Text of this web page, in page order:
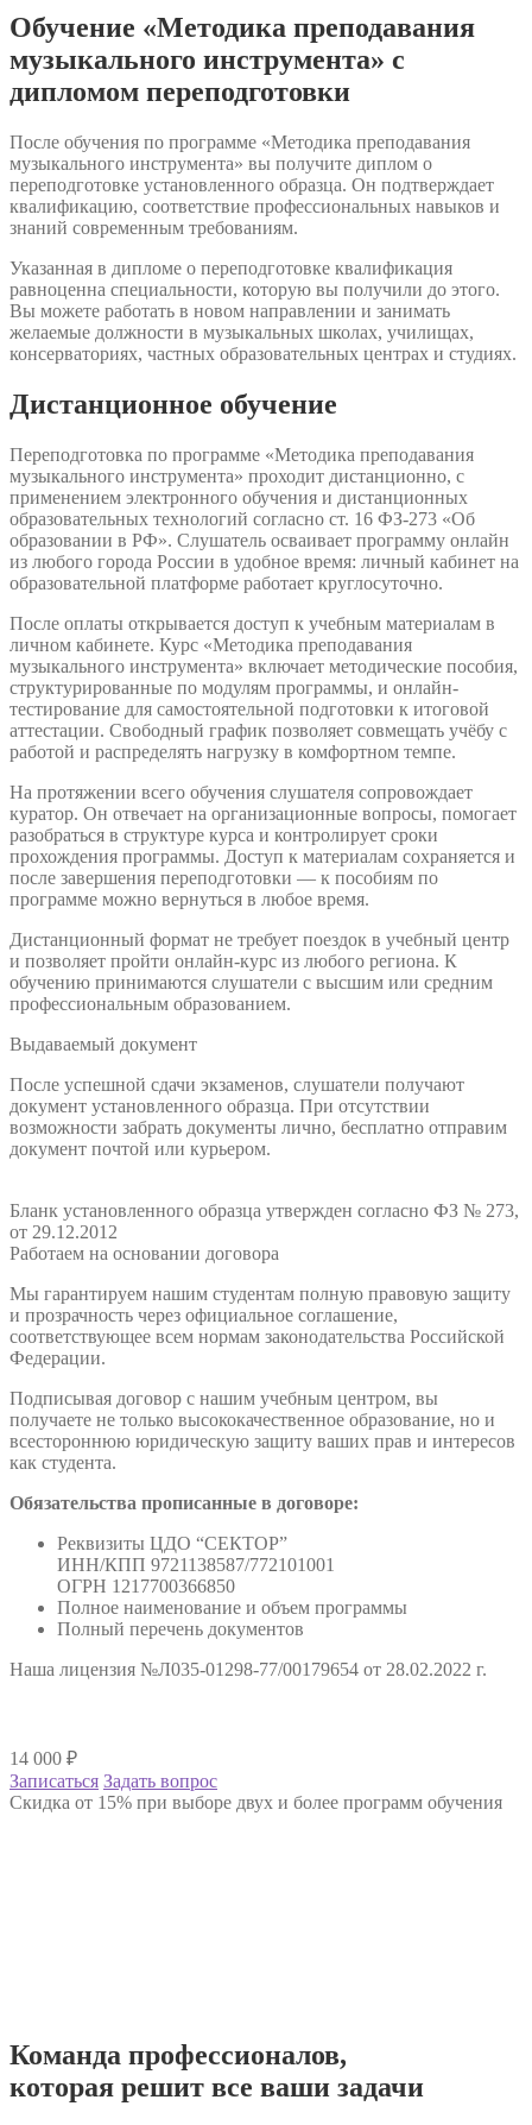
Обучение «Методика преподавания
музыкального инструмента» с
дипломом переподготовки
После обучения по программе «Методика преподавания
музыкального инструмента» вы получите диплом о
переподготовке установленного образца. Он подтверждает
квалификацию, соответствие профессиональных навыков и
знаний современным требованиям.
Указанная в дипломе о переподготовке квалификация
равноценна специальности, которую вы получили до этого.
Вы можете работать в новом направлении и занимать
желаемые должности в музыкальных школах, училищах,
консерваториях, частных образовательных центрах и студиях.
Дистанционное обучение
Переподготовка по программе «Методика преподавания
музыкального инструмента» проходит дистанционно, с
применением электронного обучения и дистанционных
образовательных технологий согласно ст. 16 ФЗ-273 «Об
образовании в РФ». Слушатель осваивает программу онлайн
из любого города России в удобное время: личный кабинет на
образовательной платформе работает круглосуточно.
После оплаты открывается доступ к учебным материалам в
личном кабинете. Курс «Методика преподавания
музыкального инструмента» включает методические пособия,
структурированные по модулям программы, и онлайн-
тестирование для самостоятельной подготовки к итоговой
аттестации. Свободный график позволяет совмещать учёбу с
работой и распределять нагрузку в комфортном темпе.
На протяжении всего обучения слушателя сопровождает
куратор. Он отвечает на организационные вопросы, помогает
разобраться в структуре курса и контролирует сроки
прохождения программы. Доступ к материалам сохраняется и
после завершения переподготовки — к пособиям по
программе можно вернуться в любое время.
Дистанционный формат не требует поездок в учебный центр
и позволяет пройти онлайн-курс из любого региона. К
обучению принимаются слушатели с высшим или средним
профессиональным образованием.
Выдаваемый документ
После успешной сдачи экзаменов, слушатели получают
документ установленного образца. При отсутствии
возможности забрать документы лично, бесплатно отправим
документ почтой или курьером.
Бланк установленного образца утвержден согласно ФЗ № 273,
от 29.12.2012
Работаем на основании договора
Мы гарантируем нашим студентам полную правовую защиту
и прозрачность через официальное соглашение,
соответствующее всем нормам законодательства Российской
Федерации.
Подписывая договор с нашим учебным центром, вы
получаете не только высококачественное образование, но и
всестороннюю юридическую защиту ваших прав и интересов
как студента.
Обязательства прописанные в договоре:
Реквизиты ЦДО “СЕКТОР”
ИНН/КПП 9721138587/772101001
ОГРН 1217700366850
Полное наименование и объем программы
Полный перечень документов
Наша лицензия №Л035-01298-77/00179654 от 28.02.2022 г.
14 000 ₽
Записаться Задать вопрос
Скидка от 15% при выборе двух и более программ обучения
Команда профессионалов,
которая решит все ваши задачи